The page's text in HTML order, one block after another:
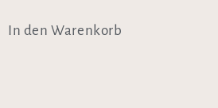
In den Warenkorb